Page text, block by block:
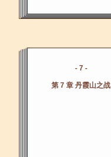
- 7 -
第 7 章 丹霞山之战